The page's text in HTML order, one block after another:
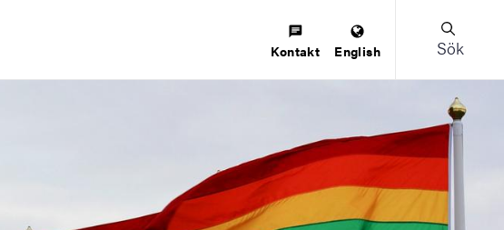
Kontakt English Sök